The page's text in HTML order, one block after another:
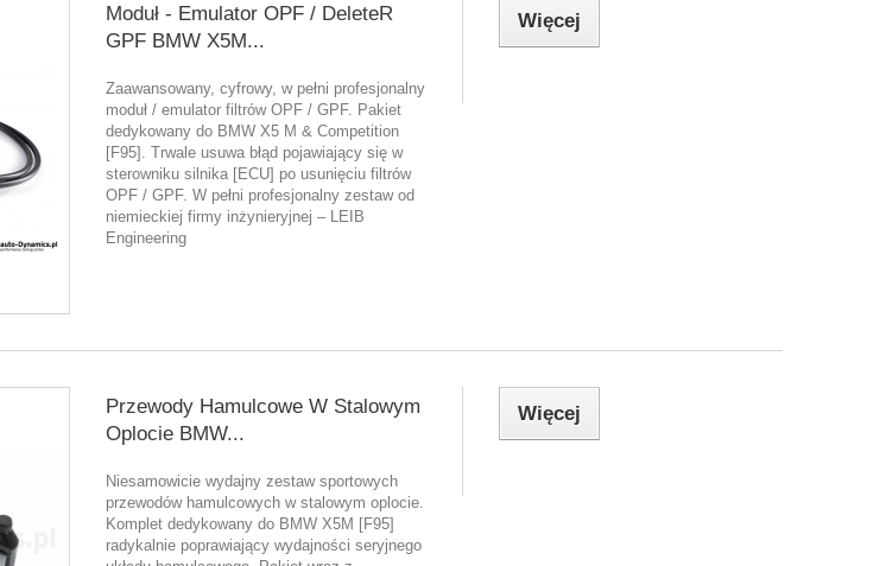
Moduł - Emulator OPF / DeleteR
GPF BMW X5M...
Zaawansowany, cyfrowy, w pełni profesjonalny
moduł / emulator filtrów OPF / GPF. Pakiet
dedykowany do BMW X5 M & Competition
[F95]. Trwale usuwa błąd pojawiający się w
sterowniku silnika [ECU] po usunięciu filtrów
OPF / GPF. W pełni profesjonalny zestaw od
niemieckiej firmy inżynieryjnej – LEIB
Engineering
Więcej
Przewody Hamulcowe W Stalowym
Oplocie BMW...
Niesamowicie wydajny zestaw sportowych
przewodów hamulcowych w stalowym oplocie.
Komplet dedykowany do BMW X5M [F95]
radykalnie poprawiający wydajności seryjnego
Więcej